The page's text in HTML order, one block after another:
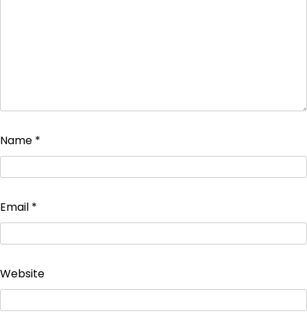
Name *
Email *
Website